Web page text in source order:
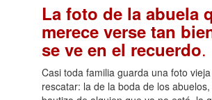
La foto de la abuela
merece verse tan
se ve en el recuerdo.
Casi toda familia guarda una foto
rescatar: la de la boda de los